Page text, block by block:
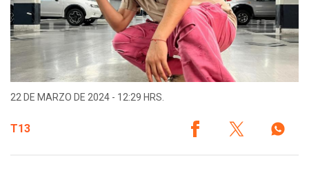
22 DE MARZO DE 2024 - 12:29 HRS.
T13